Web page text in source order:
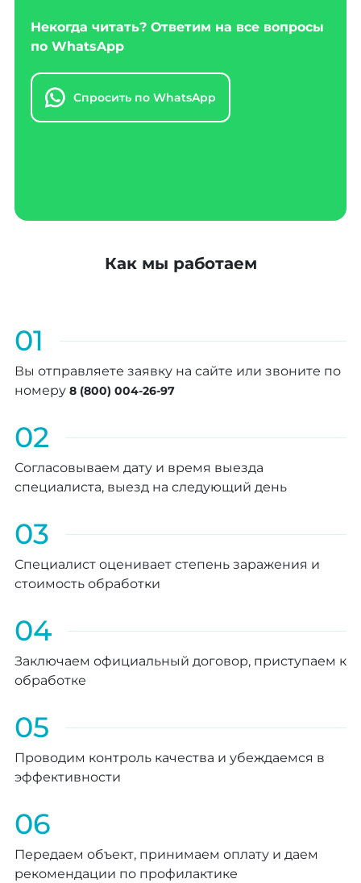
Некогда читать? Ответим на все вопросы
по WhatsApp
Спросить по WhatsApp
Как мы работаем
01
Вы отправляете заявку на сайте или звоните по
номеру 8 (800) 004-26-97
02
Согласовываем дату и время выезда
специалиста, выезд на следующий день
03
Специалист оценивает степень заражения и
стоимость обработки
04
Заключаем официальный договор, приступаем к
обработке
05
Проводим контроль качества и убеждаемся в
эффективности
06
Передаем объект, принимаем оплату и даем
рекомендации по профилактике